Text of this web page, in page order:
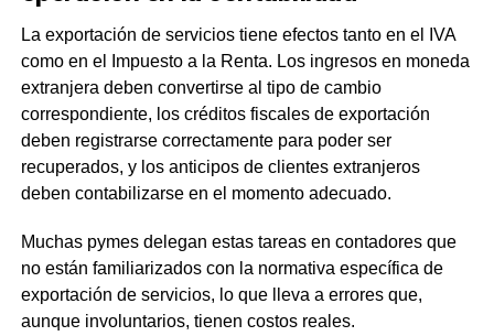
La exportación de servicios tiene efectos tanto en el IVA
como en el Impuesto a la Renta. Los ingresos en moneda
extranjera deben convertirse al tipo de cambio
correspondiente, los créditos fiscales de exportación
deben registrarse correctamente para poder ser
recuperados, y los anticipos de clientes extranjeros
deben contabilizarse en el momento adecuado.
Muchas pymes delegan estas tareas en contadores que
no están familiarizados con la normativa específica de
exportación de servicios, lo que lleva a errores que,
aunque involuntarios, tienen costos reales.